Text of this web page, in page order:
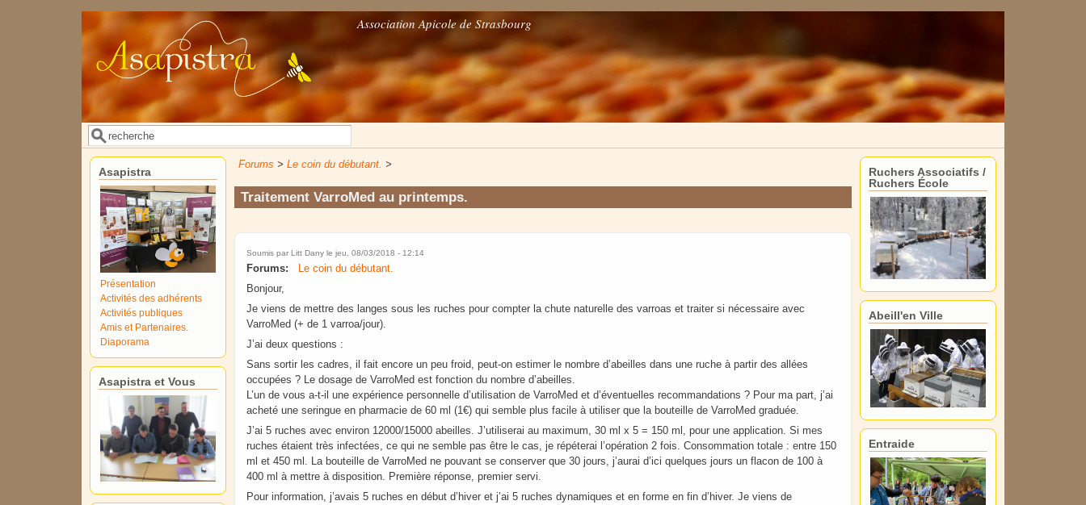
Association Apicole de Strasbourg
Formulaire de recherche
Rechercher
Forums >Le coin du débutant. >
Traitement VarroMed au printemps.
Soumis parLitt Dany le jeu, 08/03/2018 - 12:14
Forums:
Le coin du débutant.
Bonjour,
Je viens de mettre des langes sous les ruches pour compter la chute naturelle des varroas et traiter si nécessaire avec
VarroMed (+ de 1 varroa/jour).
J’ai deux questions :
Sans sortir les cadres, il fait encore un peu froid, peut-on estimer le nombre d’abeilles dans une ruche à partir des allées
occupées ? Le dosage de VarroMed est fonction du nombre d’abeilles.
L’un de vous a-t-il une expérience personnelle d’utilisation de VarroMed et d’éventuelles recommandations ? Pour ma part, j’ai
acheté une seringue en pharmacie de 60 ml (1€) qui semble plus facile à utiliser que la bouteille de VarroMed graduée.
J’ai 5 ruches avec environ 12000/15000 abeilles. J’utiliserai au maximum, 30 ml x 5 = 150 ml, pour une application. Si mes
ruches étaient très infectées, ce qui ne semble pas être le cas, je répéterai l’opération 2 fois. Consommation totale : entre 150
ml et 450 ml. La bouteille de VarroMed ne pouvant se conserver que 30 jours, j’aurai d’ici quelques jours un flacon de 100 à
400 ml à mettre à disposition. Première réponse, premier servi.
Pour information, j’avais 5 ruches en début d’hiver et j’ai 5 ruches dynamiques et en forme en fin d’hiver. Je viens de
Asapistra
Présentation
Activités des adhérents
Activités publiques
Amis et Partenaires.
Diaporama
Asapistra et Vous
Ruchers Associatifs /
Ruchers École
Abeill'en Ville
Entraide